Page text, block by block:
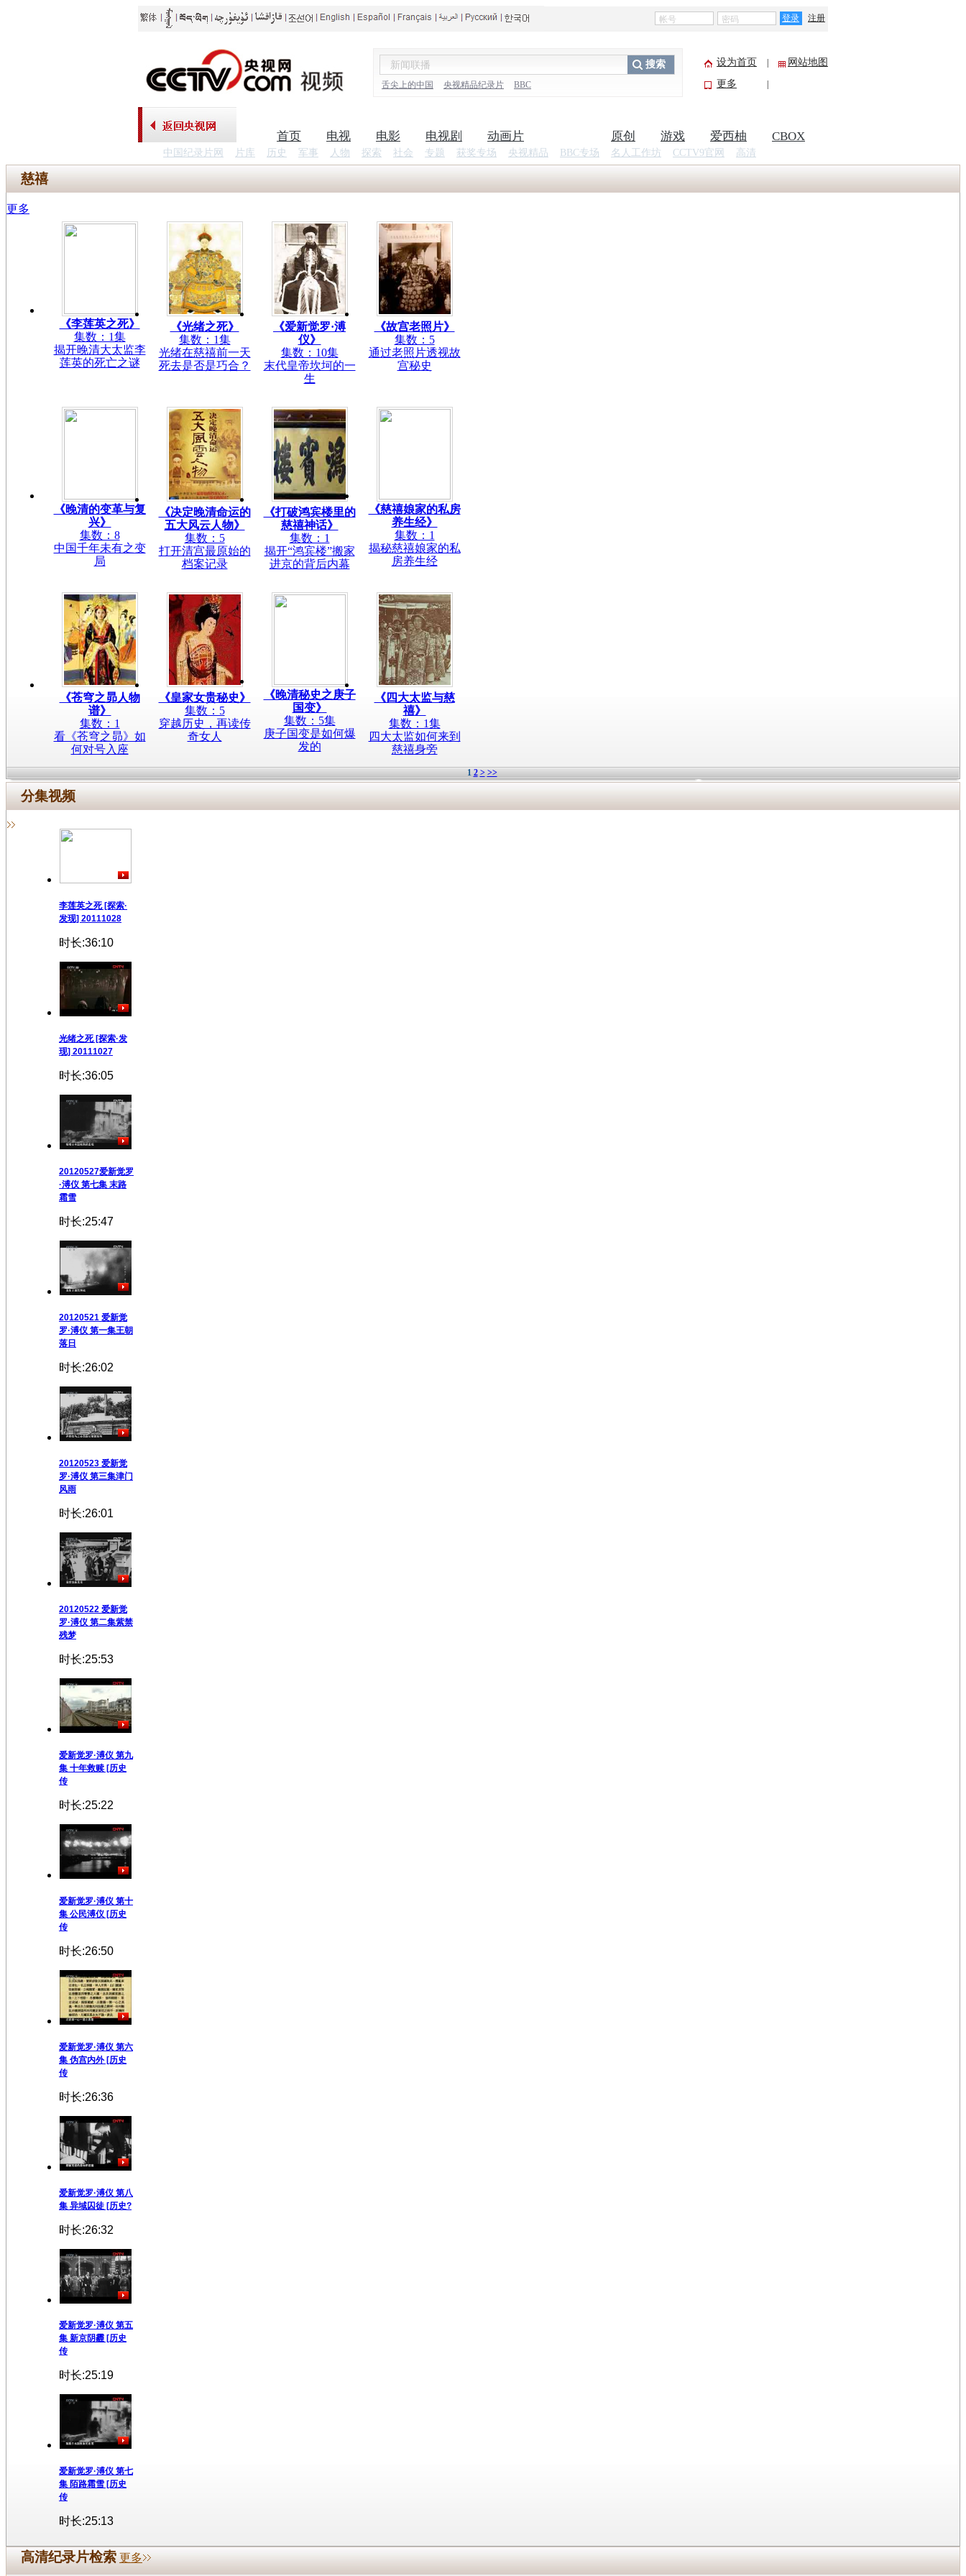
登录 注册
搜索
舌尖上的中国 央视精品纪录片 BBC
设为首页
网站地图
更多
首页 电视 电影 电视剧 动画片
中国纪录片网 片库 历史 军事 人物 探索 社会 专题 获奖专场 央视精品 BBC专场 名人工作坊 CCTV9官网 高清
原创 游戏 爱西柚 CBOX
慈禧
更多
《李莲英之死》
集数：1集
揭开晚清大太监李
莲英的死亡之谜
《光绪之死》
集数：1集
光绪在慈禧前一天
死去是否是巧合？
《爱新觉罗·溥
仪》
集数：10集
末代皇帝坎坷的一
生
《故宫老照片》
集数：5
通过老照片透视故
宫秘史
《晚清的变革与复
兴》
集数：8
中国千年未有之变
局
《决定晚清命运的
五大风云人物》
集数：5
打开清宫最原始的
档案记录
《打破鸿宾楼里的
慈禧神话》
集数：1
揭开“鸿宾楼”搬家
进京的背后内幕
《慈禧娘家的私房
养生经》
集数：1
揭秘慈禧娘家的私
房养生经
《苍穹之昴人物
谱》
集数：1
看《苍穹之昴》如
何对号入座
《皇家女贵秘史》
集数：5
穿越历史，再读传
奇女人
《晚清秘史之庚子
国变》
集数：5集
庚子国变是如何爆
发的
《四大太监与慈
禧》
集数：1集
四大太监如何来到
慈禧身旁
1 2 > >>
分集视频
李莲英之死 [探索·
发现] 20111028
时长:36:10
光绪之死 [探索·发
现] 20111027
时长:36:05
20120527爱新觉罗
·溥仪 第七集 末路
霜雪
时长:25:47
20120521 爱新觉
罗·溥仪 第一集王朝
落日
时长:26:02
20120523 爱新觉
罗·溥仪 第三集津门
风雨
时长:26:01
20120522 爱新觉
罗·溥仪 第二集紫禁
残梦
时长:25:53
爱新觉罗·溥仪 第九
集 十年救赎 [历史
传
时长:25:22
爱新觉罗·溥仪 第十
集 公民溥仪 [历史
传
时长:26:50
爱新觉罗·溥仪 第六
集 伪宫内外 [历史
传
时长:26:36
爱新觉罗·溥仪 第八
集 异域囚徒 [历史?
时长:26:32
爱新觉罗·溥仪 第五
集 新京阴霾 [历史
传
时长:25:19
爱新觉罗·溥仪 第七
集 陌路霜雪 [历史
传
时长:25:13
高清纪录片检索 更多